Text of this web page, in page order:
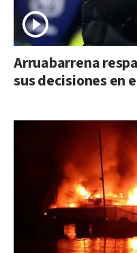
Arruabarrena
sus decisiones en